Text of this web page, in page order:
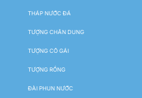
THÁP NƯỚC ĐÁ
TƯỢNG CHÂN DUNG
TƯỢNG CÔ GÁI
TƯỢNG RỒNG
ĐÀI PHUN NƯỚC